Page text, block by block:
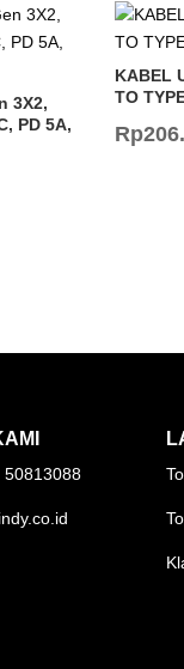
3X2,
PD 5A,
KABEL
TO
Rp
50813088